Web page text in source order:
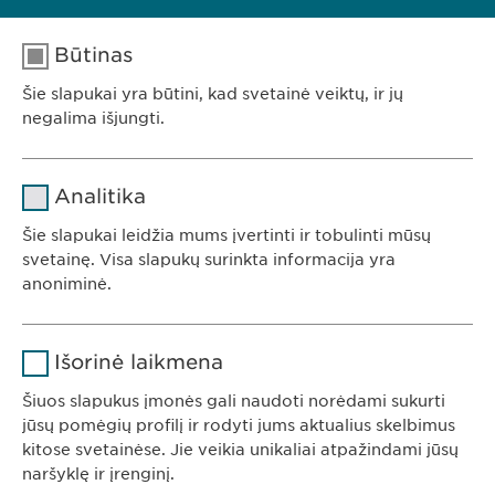
E. paštas:info@ewopharma.lt
Ewopharma UAB
KONTAKTAI
Tel. +370 5248 7350
Būtinas
Šie slapukai yra būtini, kad svetainė veiktų, ir jų
negalima išjungti.
Trukmė 1 metai
Saugo naudotojo slapuko sutikimo
Analitika
Šie slapukai leidžia mums įvertinti ir tobulinti mūsų
svetainę. Visa slapukų surinkta informacija yra
anoniminė.
Trukmė 1 diena
Išorinė laikmena
Šiuos slapukus įmonės gali naudoti norėdami sukurti
jūsų pomėgių profilį ir rodyti jums aktualius skelbimus
kitose svetainėse. Jie veikia unikaliai atpažindami jūsų
naršyklę ir įrenginį.